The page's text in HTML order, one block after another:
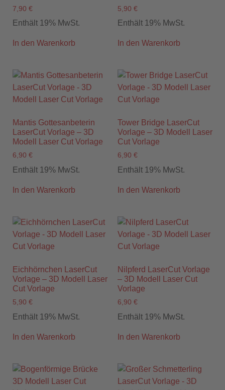
7,90 €
Enthält 19% MwSt.
In den Warenkorb
5,90 €
Enthält 19% MwSt.
In den Warenkorb
Mantis Gottesanbeterin
LaserCut Vorlage – 3D
Modell Laser Cut Vorlage
6,90 €
Enthält 19% MwSt.
In den Warenkorb
Tower Bridge LaserCut
Vorlage – 3D Modell Laser
Cut Vorlage
6,90 €
Enthält 19% MwSt.
In den Warenkorb
Eichhörnchen LaserCut
Vorlage – 3D Modell Laser
Cut Vorlage
5,90 €
Enthält 19% MwSt.
In den Warenkorb
Nilpferd LaserCut Vorlage
– 3D Modell Laser Cut
Vorlage
6,90 €
Enthält 19% MwSt.
In den Warenkorb